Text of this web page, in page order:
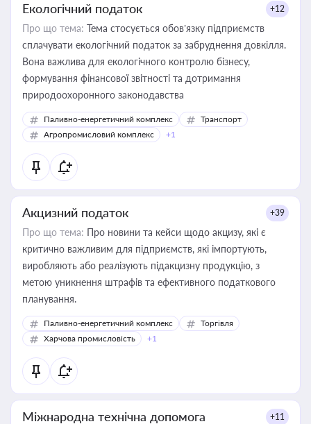
Екологічний податок +12
Про що тема: Тема стосується обов’язку підприємств
сплачувати екологічний податок за забруднення довкілля.
Вона важлива для екологічного контролю бізнесу,
формування фінансової звітності та дотримання
природоохоронного законодавства
Паливно-енергетичний комплекс
Транспорт
Агропромисловий комплекс
+1
Акцизний податок +39
Про що тема: Про новини та кейси щодо акцизу, які є
критично важливим для підприємств, які імпортують,
виробляють або реалізують підакцизну продукцію, з
метою уникнення штрафів та ефективного податкового
планування.
Паливно-енергетичний комплекс
Торгівля
Харчова промисловість
+1
Міжнародна технічна допомога +11